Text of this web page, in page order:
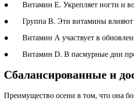
● Витамин Е. Укрепляет ногти и
● Группа В. Эти витамины влияют
● Витамин А участвует в
● Витамин D. В пасмурные дни
Сбалансированные и
Преимущество осени в том, что она